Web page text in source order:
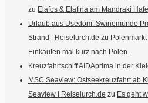
zu Elafos & Elafina am Mandraki
Urlaub aus Usedom: Swinemünde
Strand | Reiselurch.de zu
Einkaufen mal kurz nach Polen
Kreuzfahrtschiff AIDAprima in der
MSC Seaview: Ostseekreuzfahrt ab
Seaview | Reiselurch.de zu Es geht